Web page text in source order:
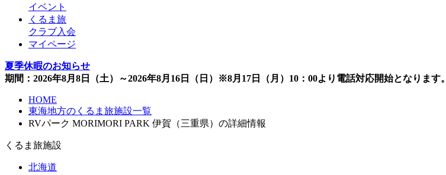
イベント
くるま旅
クラブ入会
マイページ
夏季休暇のお知らせ
期間：2026年8月8日（土）～2026年8月16日（日）※8月17日（月）10：00より電話対応開始となります。
HOME
東海地方のくるま旅施設一覧
RVパーク MORIMORI PARK 伊賀（三重県）の詳細情報
くるま旅施設
北海道